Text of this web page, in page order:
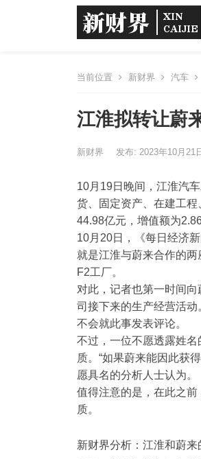
当前位置 新财界 汽车
江淮拟转让蔚
新财界 发布: 2023年10月21
10月19日晚间， 江淮汽车
货、固定资产、在建工
44.98亿元，增值额为
10月20日，《每日经济
就是江淮与蔚来合作的
F2工厂。
对此，记者也第一时间
司接下来的生产经营活
不会就此事发表评论。
不过，一位不愿透露姓
质。“如果蔚来能因此获
愿具名的分析人士认为。
值得注意的是，在此之前
质。
新财界分析：江淮和蔚